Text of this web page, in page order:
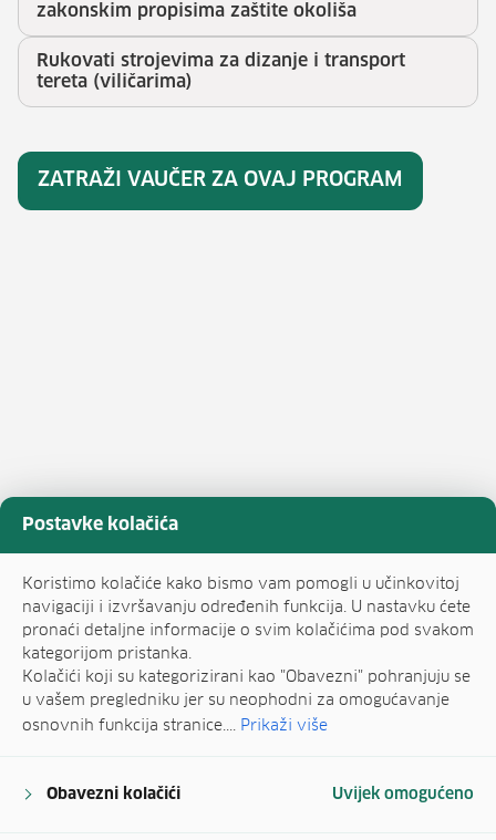
Postavke kolačića
Koristimo kolačiće kako bismo vam pomogli u učinkovitoj
navigaciji i izvršavanju određenih funkcija. U nastavku ćete
pronaći detaljne informacije o svim kolačićima pod svakom
kategorijom pristanka.
Kolačići koji su kategorizirani kao "Obavezni" pohranjuju se
u vašem pregledniku jer su neophodni za omogućavanje
osnovnih funkcija stranice.... Prikaži više
Obavezni kolačići Uvijek omogućeno
zakonskim propisima zaštite okoliša
Rukovati strojevima za dizanje i transport
tereta (viličarima)
ZATRAŽI VAUČER ZA OVAJ PROGRAM